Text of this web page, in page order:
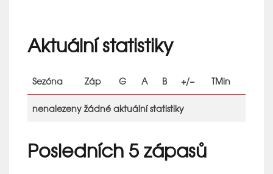
Aktuální statistiky
Sezóna Záp G A B +/− TMin
nenalezeny žádné aktuální statistiky
Posledních 5 zápasů